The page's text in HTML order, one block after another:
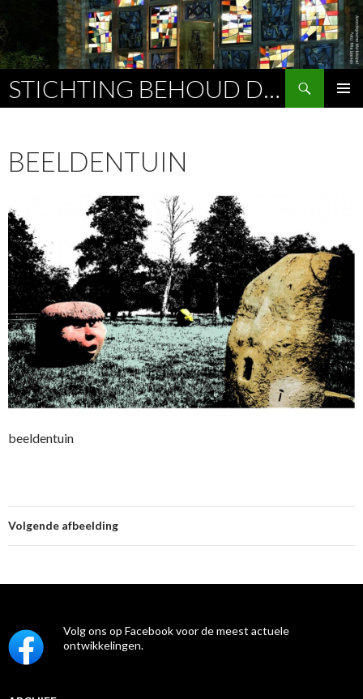
STICHTING BEHOUD DE LICHTENBERG
Zoeken
SPRING
BEELDENTUIN
beeldentuin
Volgende afbeelding
Volg ons op Facebook voor de meest actuele
ontwikkelingen.